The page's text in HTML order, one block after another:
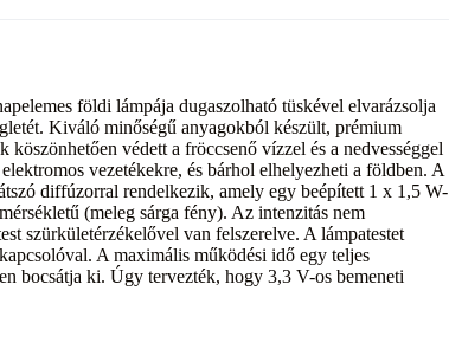
földi lámpája dugaszolható tüskével elvarázsolja
Kiváló minőségű anyagokból készült, prémium
védett a fröccsenő vízzel és a nedvességgel
vezetékekre, és bárhol elhelyezheti a földben. A
diffúzorral rendelkezik, amely egy beépített 1 x 1,5 W-
(meleg sárga fény). Az intenzitás nem
szürkületérzékelővel van felszerelve. A lámpatestet
A maximális működési idő egy teljes
bocsátja ki. Úgy tervezték, hogy 3,3 V-os bemeneti